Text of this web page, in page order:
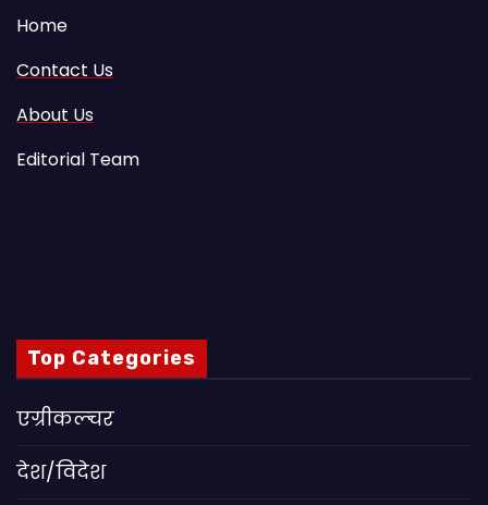
Home
Contact Us
About Us
Editorial Team
Top Categories
एग्रीकल्चर
देश/विदेश